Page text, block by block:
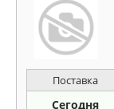
Поставка
Сегодня